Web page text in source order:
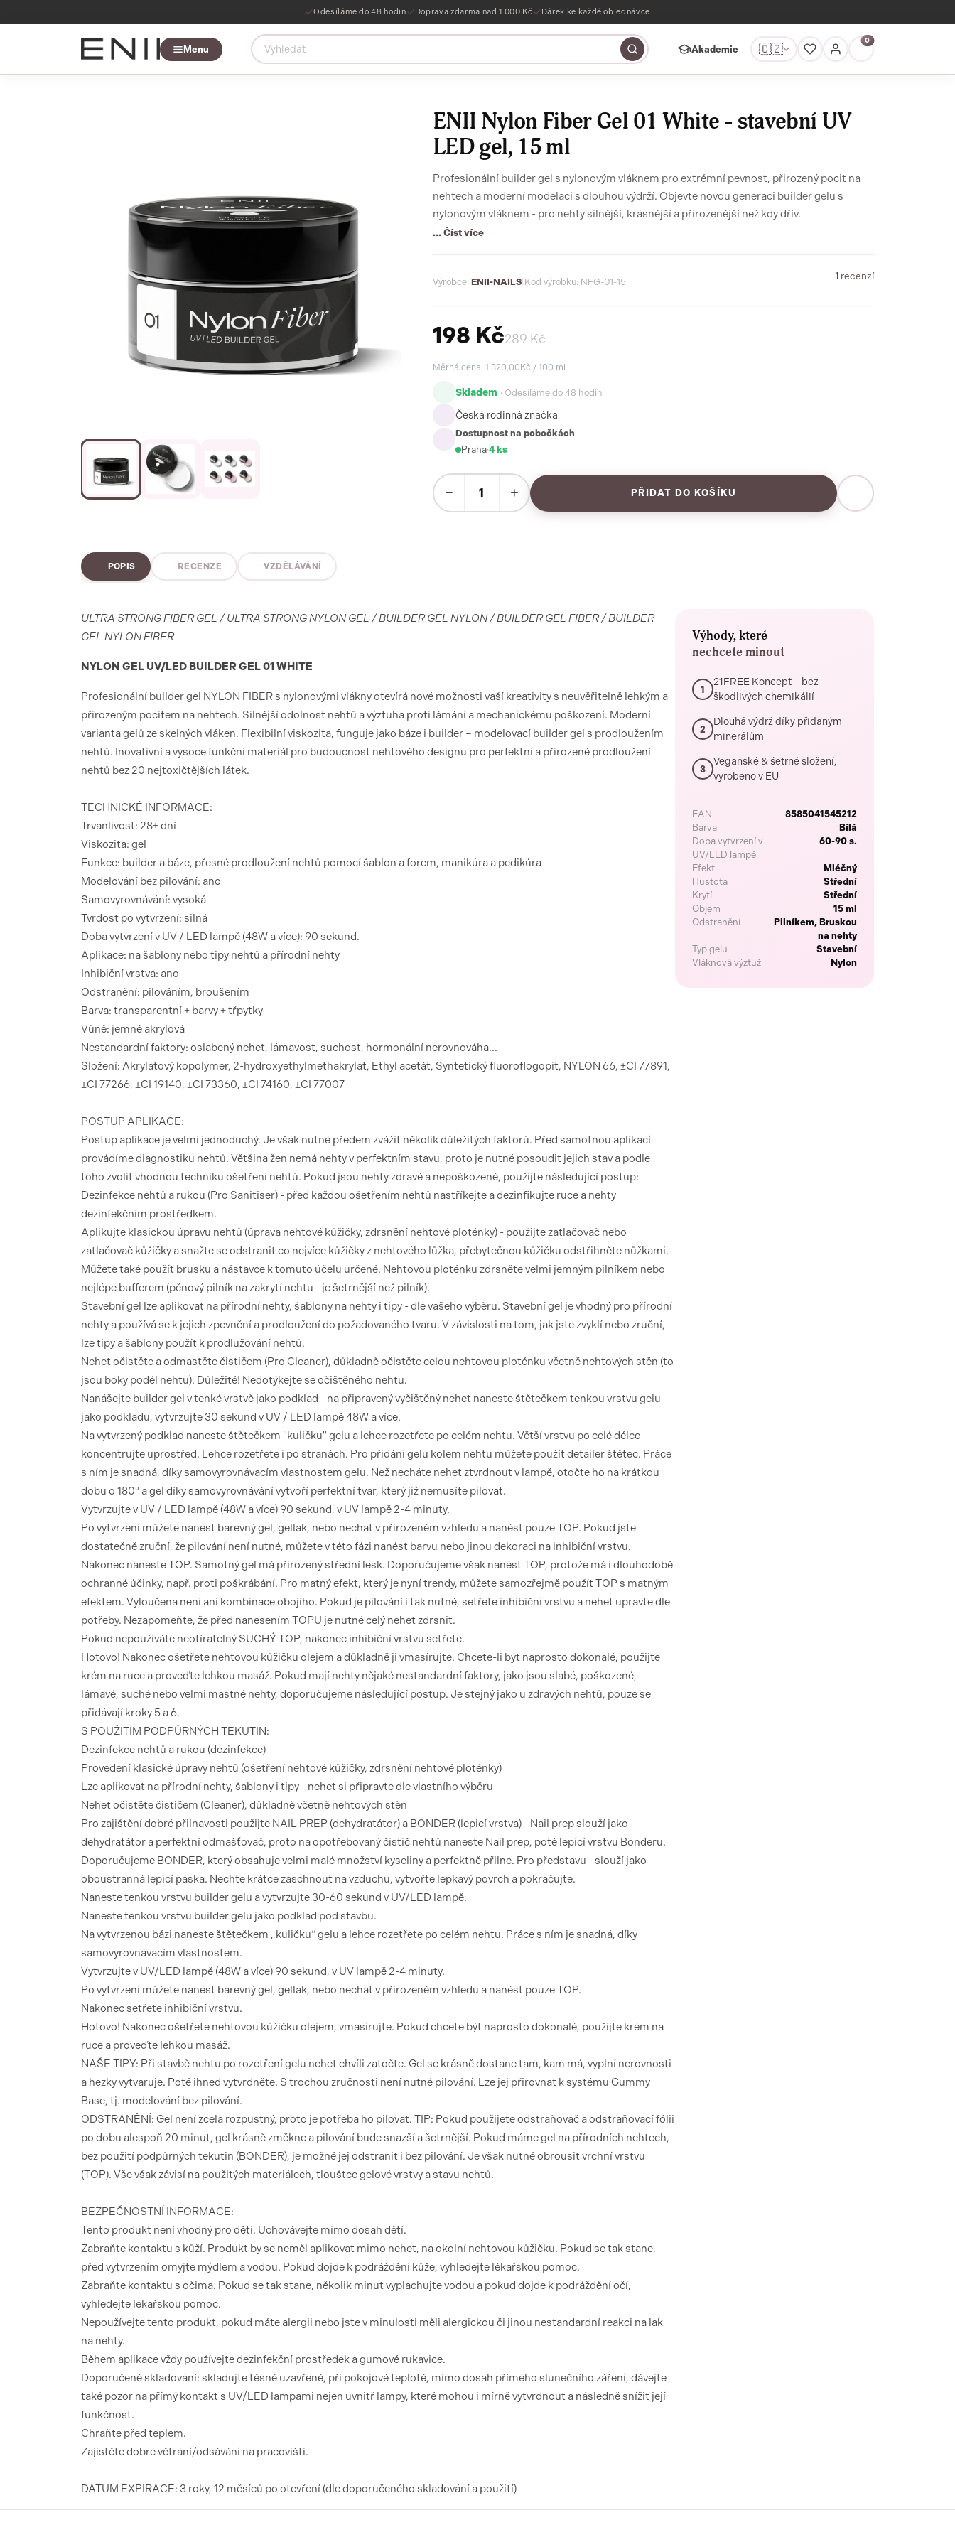
Odesíláme do 48 hodin Doprava zdarma nad 1 000 Kč Dárek ke každé objednávce
Menu Akademie 🇨🇿
0
ENII Nylon Fiber Gel 01 White - stavební UV
LED gel, 15 ml
Profesionální builder gel s nylonovým vláknem pro extrémní pevnost, přirozený pocit na
nehtech a moderní modelaci s dlouhou výdrží. Objevte novou generaci builder gelu s
nylonovým vláknem - pro nehty silnější, krásnější a přirozenější než kdy dřív.
... Číst více
Výrobce: ENII-NAILS Kód výrobku: NFG-01-15
1 recenzí
198 Kč289 Kč
Měrná cena: 1 320,00Kč / 100 ml
Skladem · Odesíláme do 48 hodin
Česká rodinná značka
Dostupnost na pobočkách
Praha·4 ks
− + PŘIDAT DO KOŠÍKU
POPIS RECENZE VZDĚLÁVÁNÍ
ULTRA STRONG FIBER GEL / ULTRA STRONG NYLON GEL / BUILDER GEL NYLON / BUILDER GEL FIBER / BUILDER
GEL NYLON FIBER
NYLON GEL UV/LED BUILDER GEL 01 WHITE
Profesionální builder gel NYLON FIBER s nylonovými vlákny otevírá nové možnosti vaší kreativity s neuvěřitelně lehkým a
přirozeným pocitem na nehtech. Silnější odolnost nehtů a výztuha proti lámání a mechanickému poškození. Moderní
varianta gelů ze skelných vláken. Flexibilní viskozita, funguje jako báze i builder – modelovací builder gel s prodloužením
nehtů. Inovativní a vysoce funkční materiál pro budoucnost nehtového designu pro perfektní a přirozené prodloužení
nehtů bez 20 nejtoxičtějších látek.
TECHNICKÉ INFORMACE:
Trvanlivost: 28+ dní
Viskozita: gel
Funkce: builder a báze, přesné prodloužení nehtů pomocí šablon a forem, manikúra a pedikúra
Modelování bez pilování: ano
Samovyrovnávání: vysoká
Tvrdost po vytvrzení: silná
Doba vytvrzení v UV / LED lampě (48W a více): 90 sekund.
Aplikace: na šablony nebo tipy nehtů a přírodní nehty
Inhibiční vrstva: ano
Odstranění: pilováním, broušením
Barva: transparentní + barvy + třpytky
Vůně: jemně akrylová
Nestandardní faktory: oslabený nehet, lámavost, suchost, hormonální nerovnováha...
Složení: Akrylátový kopolymer, 2-hydroxyethylmethakrylát, Ethyl acetát, Syntetický fluoroflogopit, NYLON 66, ±CI 77891,
±CI 77266, ±CI 19140, ±CI 73360, ±CI 74160, ±CI 77007
POSTUP APLIKACE:
Postup aplikace je velmi jednoduchý. Je však nutné předem zvážit několik důležitých faktorů. Před samotnou aplikací
provádíme diagnostiku nehtů. Většina žen nemá nehty v perfektním stavu, proto je nutné posoudit jejich stav a podle
toho zvolit vhodnou techniku ​​ošetření nehtů. Pokud jsou nehty zdravé a nepoškozené, použijte následující postup:
Dezinfekce nehtů a rukou (Pro Sanitiser) - před každou ošetřením nehtů nastříkejte a dezinfikujte ruce a nehty
dezinfekčním prostředkem.
Aplikujte klasickou úpravu nehtů (úprava nehtové kůžičky, zdrsnění nehtové ploténky) - použijte zatlačovač nebo
zatlačovač kůžičky a snažte se odstranit co nejvíce kůžičky z nehtového lůžka, přebytečnou kůžičku odstřihněte nůžkami.
Můžete také použít brusku a nástavce k tomuto účelu určené. Nehtovou ploténku zdrsněte velmi jemným pilníkem nebo
nejlépe bufferem (pěnový pilník na zakrytí nehtu - je šetrnější než pilník).
Stavební gel lze aplikovat na přírodní nehty, šablony na nehty i tipy - dle vašeho výběru. Stavební gel je vhodný pro přírodní
nehty a používá se k jejich zpevnění a prodloužení do požadovaného tvaru. V závislosti na tom, jak jste zvyklí nebo zruční,
lze tipy a šablony použít k prodlužování nehtů.
Nehet očistěte a odmastěte čističem (Pro Cleaner), důkladně očistěte celou nehtovou ploténku včetně nehtových stěn (to
jsou boky podél nehtu). Důležité! Nedotýkejte se očištěného nehtu.
Nanášejte builder gel v tenké vrstvě jako podklad - na připravený vyčištěný nehet naneste štětečkem tenkou vrstvu gelu
jako podkladu, vytvrzujte 30 sekund v UV / LED lampě 48W a více.
Na vytvrzený podklad naneste štětečkem "kuličku" gelu a lehce rozetřete po celém nehtu. Větší vrstvu po celé délce
koncentrujte uprostřed. Lehce rozetřete i po stranách. Pro přidání gelu kolem nehtu můžete použít detailer štětec. Práce
s ním je snadná, díky samovyrovnávacím vlastnostem gelu. Než necháte nehet ztvrdnout v lampě, otočte ho na krátkou
dobu o 180° a gel díky samovyrovnávání vytvoří perfektní tvar, který již nemusíte pilovat.
Vytvrzujte v UV / LED lampě (48W a více) 90 sekund, v UV lampě 2-4 minuty.
Po vytvrzení můžete nanést barevný gel, gellak, nebo nechat v přirozeném vzhledu a nanést pouze TOP. Pokud jste
dostatečně zruční, že pilování není nutné, můžete v této fázi nanést barvu nebo jinou dekoraci na inhibiční vrstvu.
Nakonec naneste TOP. Samotný gel má přirozený střední lesk. Doporučujeme však nanést TOP, protože má i dlouhodobě
ochranné účinky, např. proti poškrábání. Pro matný efekt, který je nyní trendy, můžete samozřejmě použít TOP s matným
efektem. Vyloučena není ani kombinace obojího. Pokud je pilování i tak nutné, setřete inhibiční vrstvu a nehet upravte dle
potřeby. Nezapomeňte, že před nanesením TOPU je nutné celý nehet zdrsnit.
Pokud nepoužíváte neotíratelný SUCHÝ TOP, nakonec inhibiční vrstvu setřete.
Hotovo! Nakonec ošetřete nehtovou kůžičku olejem a důkladně ji vmasírujte. Chcete-li být naprosto dokonalé, použijte
krém na ruce a proveďte lehkou masáž. Pokud mají nehty nějaké nestandardní faktory, jako jsou slabé, poškozené,
lámavé, suché nebo velmi mastné nehty, doporučujeme následující postup. Je stejný jako u zdravých nehtů, pouze se
přidávají kroky 5 a 6.
S POUŽITÍM PODPŮRNÝCH TEKUTIN:
Dezinfekce nehtů a rukou (dezinfekce)
Provedení klasické úpravy nehtů (ošetření nehtové kůžičky, zdrsnění nehtové ploténky)
Lze aplikovat na přírodní nehty, šablony i tipy - nehet si připravte dle vlastního výběru
Nehet očistěte čističem (Cleaner), důkladně včetně nehtových stěn
Pro zajištění dobré přilnavosti použijte NAIL PREP (dehydratátor) a BONDER (lepicí vrstva) - Nail prep slouží jako
dehydratátor a perfektní odmašťovač, proto na opotřebovaný čistič nehtů naneste Nail prep, poté lepící vrstvu Bonderu.
Doporučujeme BONDER, který obsahuje velmi malé množství kyseliny a perfektně přilne. Pro představu - slouží jako
oboustranná lepicí páska. Nechte krátce zaschnout na vzduchu, vytvořte lepkavý povrch a pokračujte.
Naneste tenkou vrstvu builder gelu a vytvrzujte 30-60 sekund v UV/LED lampě.
Naneste tenkou vrstvu builder gelu jako podklad pod stavbu.
Na vytvrzenou bázi naneste štětečkem „kuličku“ gelu a lehce rozetřete po celém nehtu. Práce s ním je snadná, díky
samovyrovnávacím vlastnostem.
Vytvrzujte v UV/LED lampě (48W a více) 90 sekund, v UV lampě 2-4 minuty.
Po vytvrzení můžete nanést barevný gel, gellak, nebo nechat v přirozeném vzhledu a nanést pouze TOP.
Nakonec setřete inhibiční vrstvu.
Hotovo! Nakonec ošetřete nehtovou kůžičku olejem, vmasírujte. Pokud chcete být naprosto dokonalé, použijte krém na
ruce a proveďte lehkou masáž.
NAŠE TIPY: Při stavbě nehtu po rozetření gelu nehet chvíli zatočte. Gel se krásně dostane tam, kam má, vyplní nerovnosti
a hezky vytvaruje. Poté ihned vytvrdněte. S trochou zručnosti není nutné pilování. Lze jej přirovnat k systému Gummy
Base, tj. modelování bez pilování.
ODSTRANĚNÍ: Gel není zcela rozpustný, proto je potřeba ho pilovat. TIP: Pokud použijete odstraňovač a odstraňovací fólii
po dobu alespoň 20 minut, gel krásně změkne a pilování bude snazší a šetrnější. Pokud máme gel na přírodních nehtech,
bez použití podpůrných tekutin (BONDER), je možné jej odstranit i bez pilování. Je však nutné obrousit vrchní vrstvu
(TOP). Vše však závisí na použitých materiálech, tloušťce gelové vrstvy a stavu nehtů.
BEZPEČNOSTNÍ INFORMACE:
Tento produkt není vhodný pro děti. Uchovávejte mimo dosah dětí.
Zabraňte kontaktu s kůží. Produkt by se neměl aplikovat mimo nehet, na okolní nehtovou kůžičku. Pokud se tak stane,
před vytvrzením omyjte mýdlem a vodou. Pokud dojde k podráždění kůže, vyhledejte lékařskou pomoc.
Zabraňte kontaktu s očima. Pokud se tak stane, několik minut vyplachujte vodou a pokud dojde k podráždění očí,
vyhledejte lékařskou pomoc.
Nepoužívejte tento produkt, pokud máte alergii nebo jste v minulosti měli alergickou či jinou nestandardní reakci na lak
na nehty.
Během aplikace vždy používejte dezinfekční prostředek a gumové rukavice.
Doporučené skladování: skladujte těsně uzavřené, při pokojové teplotě, mimo dosah přímého slunečního záření, dávejte
také pozor na přímý kontakt s UV/LED lampami nejen uvnitř lampy, které mohou i mírně vytvrdnout a následně snížit její
funkčnost.
Chraňte před teplem.
Zajistěte dobré větrání/odsávání na pracovišti.
DATUM EXPIRACE: 3 roky, 12 měsíců po otevření (dle doporučeného skladování a použití)
Výhody, které
nechcete minout
1
21FREE Koncept – bez
škodlivých chemikálií
2
Dlouhá výdrž díky přidaným
minerálům
3
Veganské & šetrné složení,
vyrobeno v EU
EAN
8585041545212
Barva
Bílá
Doba vytvrzení v
UV/LED lampě
60-90 s.
Efekt
Mléčný
Hustota
Střední
Krytí
Střední
Objem
15 ml
Odstranění
Pilníkem, Bruskou
na nehty
Typ gelu
Stavební
Vláknová výztuž
Nylon